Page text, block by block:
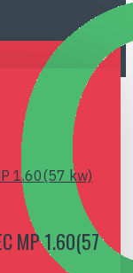
1.60(57 kw)
MP 1.60(57